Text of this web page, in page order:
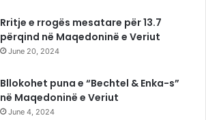
Rritje e rrogës mesatare për 13.7
përqind në Maqedoninë e Veriut
June 20, 2024
Bllokohet puna e “Bechtel & Enka-s”
në Maqedoninë e Veriut
June 4, 2024